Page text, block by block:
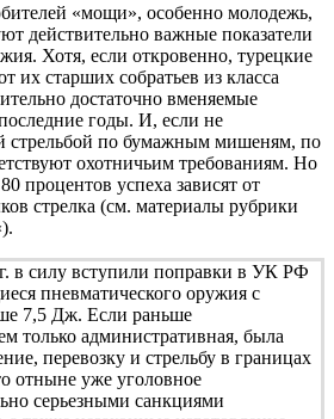
«мощи», особенно молодежь,
действительно важные показатели
Хотя, если откровенно, турецкие
их старших собратьев из класса
достаточно вменяемые
годы. И, если не
стрельбой по бумажным мишеням, по
охотничьим требованиям. Но
процентов успеха зависят от
стрелка (см. материалы рубрики
в силу вступили поправки в УК РФ
пневматического оружия с
7,5 Дж. Если раньше
только административная, была
перевозку и стрельбу в границах
отныне уже уголовное
серьезными санкциями